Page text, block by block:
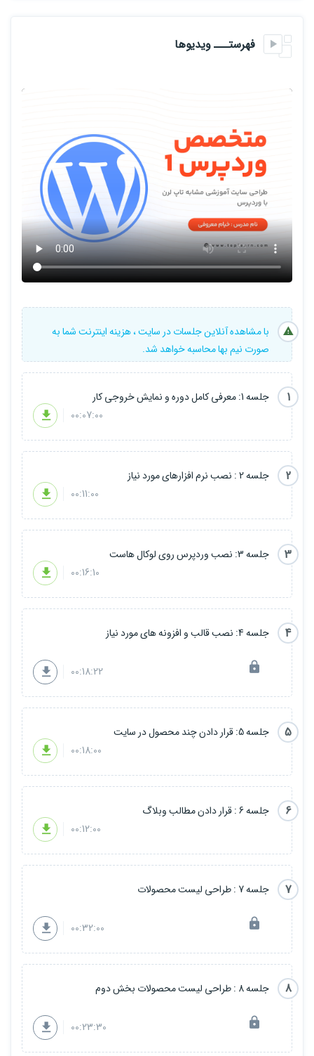
زمینه ی وردپرس که فعالیت داشتم واقعا کمبود آموزش مناسب و جامع و
حرفه ای رو برای وردپرس و این حوزه احساس کردم برای همین تصمیم
امیدوارم از این آموزش استفاده کامل را ببرید.
توی دوره میبینمتون.
سرفصل های دوره :
آموزش مقدماتی : آشنایی کلی با وردپرس و نصب و راه اندازی
آموزش متوسطه: آشنایی با افزونه ها و کار با آنها و...
اتصال به درگاه پرداخت و پنل پیامکی
فهرستـــ ویدیوها
با مشاهده آنلاین جلسات در سایت ، هزینه اینترنت شما به
صورت نیم بها محاسبه خواهد شد.
1
جلسه 1: معرفی کامل دوره و نمایش خروجی کار
00:07:00
2
جلسه 2 : نصب نرم افزارهای مورد نیاز
00:11:00
3
جلسه 3: نصب وردپرس روی لوکال هاست
00:16:10
4 جلسه 4: نصب قالب و افزونه های مورد نیاز
00:18:22
5
جلسه 5: قرار دادن چند محصول در سایت
00:18:00
6
جلسه 6 : قرار دادن مطالب وبلاگ
00:12:00
7 جلسه 7 : طراحی لیست محصولات
00:32:00
8 جلسه 8 : طراحی لیست محصولات بخش دوم
00:23:30